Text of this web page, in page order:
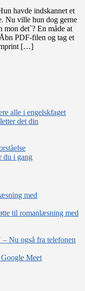
havde indskannet et
Nu ville hun dog gerne
mon det`? En måde at
PDF-filen og tag et
[…]
alle i engelskfaget
det din
du i gang
med
til romanlæsning med
Nu også fra telefonen
Meet